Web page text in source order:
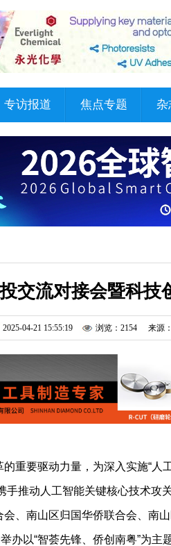
专访报道 焦点专题 杂
交流对接会暨科技
2025-04-21 15:55:19 浏览：2154 来源：
重要驱动力量，为深入实施“人
推动人工智能关键核心技术攻
、南山区归国华侨联合会、南
办以“智荟先锋、侨创南粤”为主